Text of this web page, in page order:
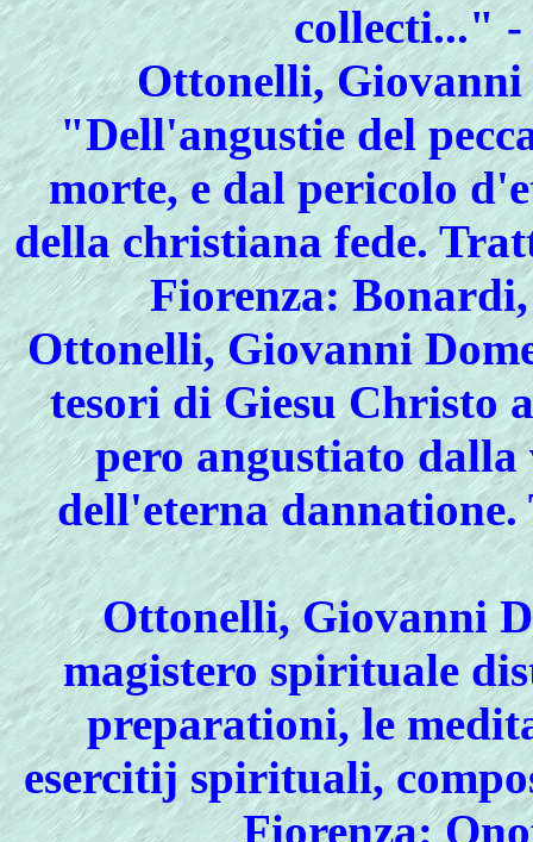
collecti..." -
Ottonelli, Giovanni
"Dell'angustie del
morte, e dal pericolo
della christiana fede.
Fiorenza:
Ottonelli, Giovanni
tesori di Giesu Christo
pero angustiato
dell'eterna
Ottonelli, Giovanni
magistero spirituale
preparationi, le
esercitij spirituali,
Fiorenza: